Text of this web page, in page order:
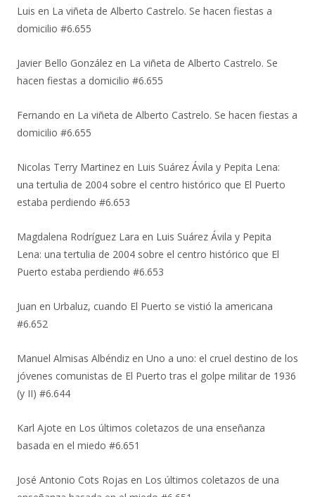
Luis en La viñeta de Alberto Castrelo. Se hacen fiestas a
domicilio #6.655
Javier Bello González en La viñeta de Alberto Castrelo. Se
hacen fiestas a domicilio #6.655
Fernando en La viñeta de Alberto Castrelo. Se hacen fiestas a
domicilio #6.655
Nicolas Terry Martinez en Luis Suárez Ávila y Pepita Lena:
una tertulia de 2004 sobre el centro histórico que El Puerto
estaba perdiendo #6.653
Magdalena Rodríguez Lara en Luis Suárez Ávila y Pepita
Lena: una tertulia de 2004 sobre el centro histórico que El
Puerto estaba perdiendo #6.653
Juan en Urbaluz, cuando El Puerto se vistió la americana
#6.652
Manuel Almisas Albéndiz en Uno a uno: el cruel destino de los
jóvenes comunistas de El Puerto tras el golpe militar de 1936
(y II) #6.644
Karl Ajote en Los últimos coletazos de una enseñanza
basada en el miedo #6.651
José Antonio Cots Rojas en Los últimos coletazos de una